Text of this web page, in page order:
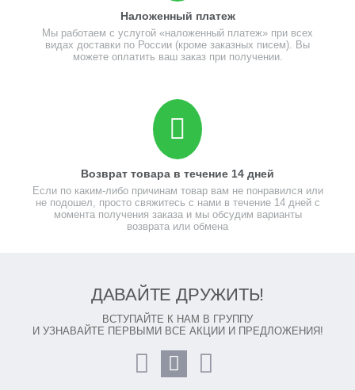
Наложенный платеж
Мы работаем с услугой «наложенный платеж» при всех
видах доставки по России (кроме заказных писем). Вы
можете оплатить ваш заказ при получении.
Возврат товара в течение 14 дней
Если по каким-либо причинам товар вам не понравился или
не подошел, просто свяжитесь с нами в течение 14 дней с
момента получения заказа и мы обсудим варианты
возврата или обмена
ДАВАЙТЕ ДРУЖИТЬ!
ВСТУПАЙТЕ К НАМ В ГРУППУ
И УЗНАВАЙТЕ ПЕРВЫМИ ВСЕ АКЦИИ И ПРЕДЛОЖЕНИЯ!